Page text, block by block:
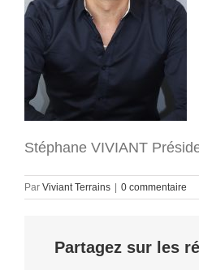
Stéphane VIVIANT
Par Viviant Terrains 0 commentaire
Partagez sur les